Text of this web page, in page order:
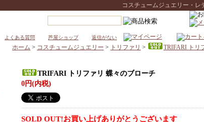
コスチュームジュエリー・レ
よくある質問 芦屋ショップ 返信がない
ホーム > コスチュームジュエリー > トリファリ > TRIFARI トリ
TRIFARI トリファリ 蝶々のブローチ
0円(内税)
SOLD OUT!お買い上げありがとうございます